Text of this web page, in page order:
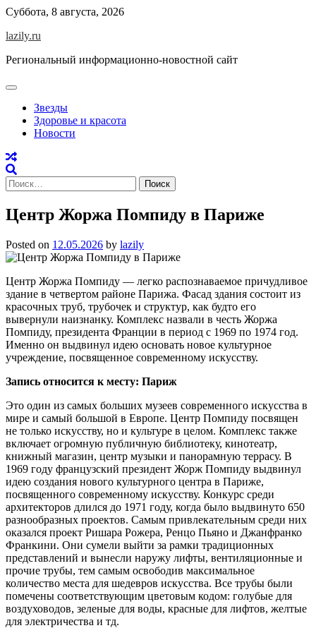
Skip
content
Суббота, 8 августа, 2026
lazily.ru
Региональный информационно-новостной сайт
Звезды
Здоровье и красота
Новости
Найти:
Центр Жоржа Помпиду в Париже
Posted on 12.05.2026 by lazily
Центр Жоржа Помпиду — легко распознаваемое причудливое
здание в четвертом районе Парижа. Фасад здания состоит из
красочных труб, трубочек и структур, как будто его
вывернули наизнанку. Комплекс назвали в честь Жоржа
Помпиду, президента Франции в период с 1969 по 1974 год.
Именно он выдвинул идею основать новое культурное
учреждение, посвященное современному искусству.
Запись относится к месту: Париж
Это один из самых больших музеев современного искусства в
мире и самый большой в Европе. Центр Помпиду посвящен
не только искусству, но и культуре в целом. Комплекс также
включает огромную публичную библиотеку, кинотеатр,
книжный магазин, центр музыки и панорамную террасу. В
1969 году французский президент Жорж Помпиду выдвинул
идею создания нового культурного центра в Париже,
посвященного современному искусству. Конкурс среди
архитекторов длился до 1971 году, когда было выдвинуто 650
разнообразных проектов. Самым привлекательным среди них
оказался проект Ришара Рожера, Ренцо Пьяно и Джанфранко
Франкини. Они сумели выйти за рамки традиционных
представлений и вынесли наружу лифты, вентиляционные и
прочие трубы, тем самым освободив максимальное
количество места для шедевров искусства. Все трубы были
помечены соответствующим цветовым кодом: голубые для
воздуховодов, зеленые для воды, красные для лифтов, желтые
для электричества и тд.